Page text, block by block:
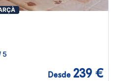
5
Desde 239 €